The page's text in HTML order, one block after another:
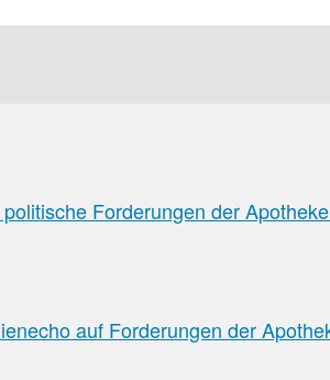
Forderungen der
auf Forderungen der
der